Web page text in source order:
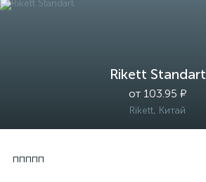
Rikett Standart
от 103.95 ₽
Rikett, Китай
ппппп